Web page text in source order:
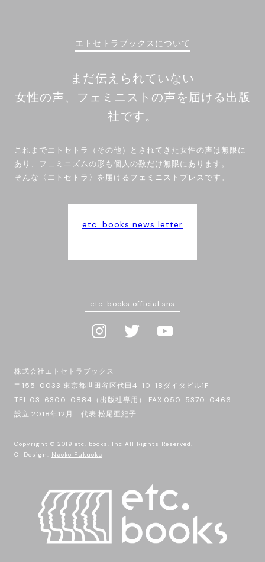
エトセトラブックスについて
まだ伝えられていない
女性の声、フェミニストの声を届ける出版
社です。
これまでエトセトラ（その他）とされてきた女性の声は無限に
あり、フェミニズムの形も個人の数だけ無限にあります。
そんな〈エトセトラ〉を届けるフェミニストプレスです。
etc. books news letter
etc. books official sns
株式会社エトセトラブックス
〒155-0033 東京都世田谷区代田4-10-18ダイタビル1F
TEL:03-6300-0884（出版社専用） FAX:050-5370-0466
設立:2018年12月 代表:松尾亜紀子
Copyright © 2019 etc. books, Inc All Rights Reserved.
CI Design: Naoko Fukuoka